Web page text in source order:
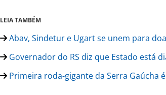
LEIA TAMBÉM
Abav, Sindetur e Ugart se unem para
Governador do RS diz que Estado está
Primeira roda-gigante da Serra Gaúcha